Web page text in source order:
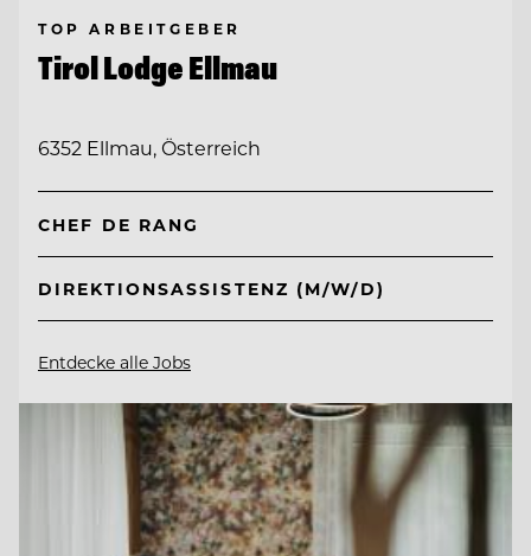
TOP ARBEITGEBER
Tirol Lodge Ellmau
6352 Ellmau, Österreich
CHEF DE RANG
DIREKTIONSASSISTENZ (M/W/D)
Entdecke alle Jobs